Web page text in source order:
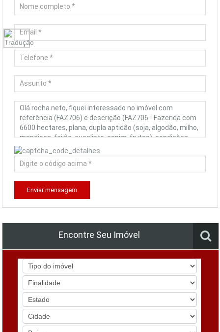
Enviar mensagem
Encontre Seu Imóvel